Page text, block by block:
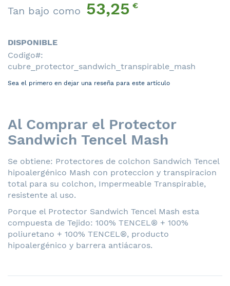
Tan bajo como 53,25€
DISPONIBLE
Codigo
cubre_protector_sandwich_transpirable_mash
Sea el primero en dejar una reseña para este artículo
Al Comprar el Protector
Sandwich Tencel Mash
Se obtiene: Protectores de colchon Sandwich Tencel
hipoalergénico Mash con proteccion y transpiracion
total para su colchon, Impermeable Transpirable,
resistente al uso.
Porque el Protector Sandwich Tencel Mash esta
compuesta de Tejido: 100% TENCEL® + 100%
poliuretano + 100% TENCEL®, producto
hipoalergénico y barrera antiácaros.
de
la
de
imágenes